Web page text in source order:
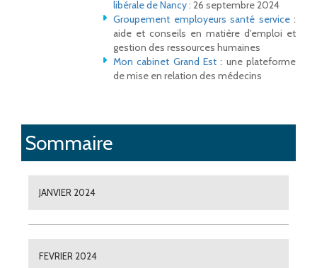
libérale de Nancy: 26 septembre 2024
Groupement employeurs santé service :
aide et conseils en matière d'emploi et
gestion des ressources humaines
Mon cabinet Grand Est: une plateforme
de mise en relation des médecins
Sommaire
JANVIER 2024
FEVRIER 2024